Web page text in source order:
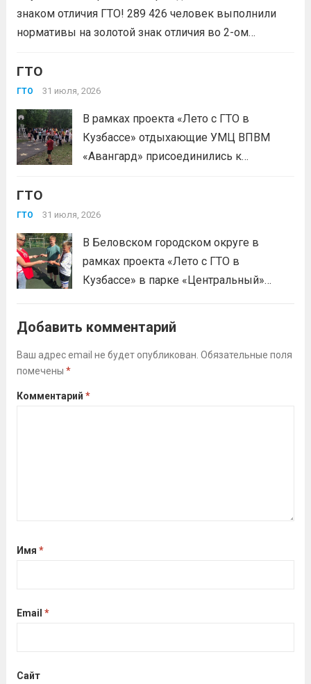
популяризацию Всероссийского
физкультурно-спортивного комплекса
знаком отличия ГТО! 289 426 человек выполнили
нормативы на золотой знак отличия во 2-ом
млн человек по всей стране проверили свои силы в
испытаниях ГТО. Приказ...
ГТО
ГТО 31 июля, 2026
В рамках проекта «Лето с ГТО в
Кузбассе» отдыхающие УМЦ ВПВМ
«Авангард» присоединились к
«Авангарда» не просто проверкой
праздником спорта.Поддерживая друг
друга, юноши и девушки показывают
отличные результаты, подтверждая,...
ГТО
ГТО 31 июля, 2026
В Беловском городском округе в
рамках проекта «Лето с ГТО в
Кузбассе» в парке «Центральный»
спортивного комплекса «Готов к труду
и обороне» (ГТО)!Все желающие
выполнении нормативов ВФСК ГТО️⁣⁣⠀Те,
Добавить комментарий
Ваш адрес email не будет опубликован. Обязательные поля
помечены *
Комментарий *
Имя *
Email *
Сайт